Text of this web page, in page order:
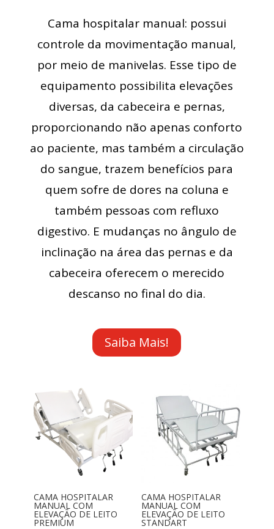
Cama hospitalar manual: possui
controle da movimentação manual,
por meio de manivelas. Esse tipo de
equipamento possibilita elevações
diversas, da cabeceira e pernas,
proporcionando não apenas conforto
ao paciente, mas também a circulação
do sangue, trazem benefícios para
quem sofre de dores na coluna e
também pessoas com refluxo
digestivo. E mudanças no ângulo de
inclinação na área das pernas e da
cabeceira oferecem o merecido
descanso no final do dia.
Saiba Mais!
CAMA HOSPITALAR
MANUAL COM
ELEVAÇÃO DE LEITO
PREMIUM
CAMA HOSPITALAR
MANUAL COM
ELEVAÇÃO DE LEITO
STANDART